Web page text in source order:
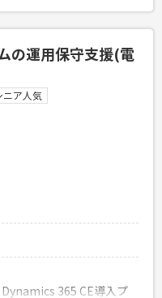
ザイン指示と、実際のレ
ェック完了後のシート
・Backlogを用いた実
行連携
ディレクション、また
ト、メタタグ等の用語
なデータ管理・ステータ
通り）で問題ない方
発経験
の運用保守支援(電
ニア人気
365 CE導入プ